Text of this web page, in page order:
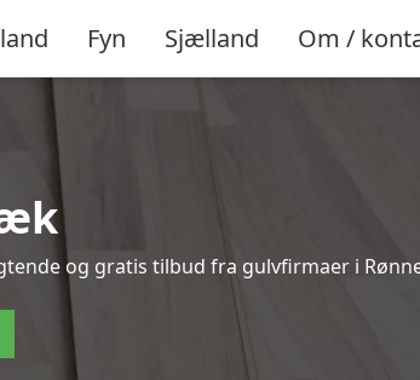
Fyn Sjælland Om /
og gratis tilbud fra gulvfirmaer i